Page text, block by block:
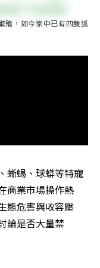
殖，如今家中已有四隻狐
蜥蜴、球蟒等特寵
商業市場操作熱
態危害與收容壓
論是否大量禁